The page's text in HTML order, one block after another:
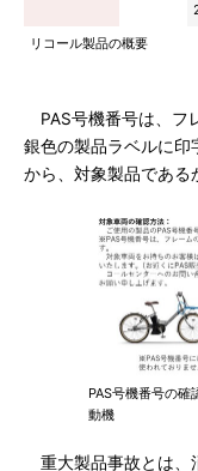
リコール製品の概要
PAS号機番号は、フ
銀色の製品ラベルに印
から、対象製品である
PAS号機番号の
動機
重大製品事故とは、